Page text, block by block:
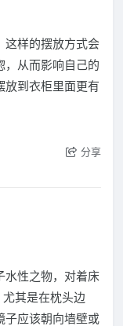
这样的摆放方式会
，从而影响自己的
放到衣柜里面更有
分享
水性之物，对着床
其是在枕头边
子应该朝向墙壁或